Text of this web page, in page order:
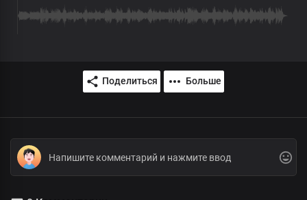
Поделиться Больше